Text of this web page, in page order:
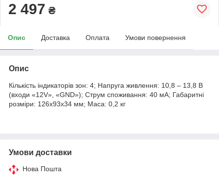
2 497 ₴
Опис Доставка Оплата Умови повернення
Опис
Кількість індикаторів зон: 4; Напруга живлення: 10,8 – 13,8 В
(входи «12V», «GND»); Струм споживання: 40 мА; Габаритні
розміри: 126х93х34 мм; Маса: 0,2 кг
Умови доставки
Нова Пошта